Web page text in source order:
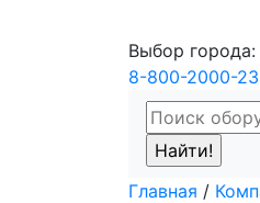
Выбор города:
8-800-2000-
Главная /